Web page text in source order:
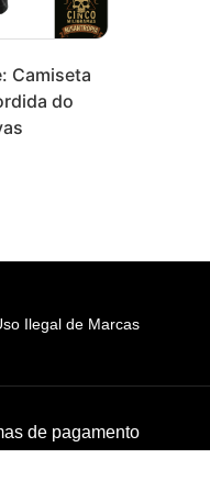
Camiseta
do
Ilegal de Marcas
de pagamento